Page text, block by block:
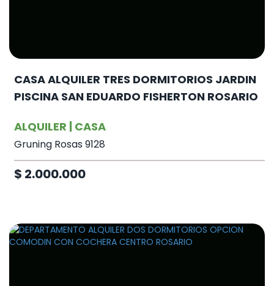
CASA ALQUILER TRES DORMITORIOS JARDIN
PISCINA SAN EDUARDO FISHERTON ROSARIO
ALQUILER | CASA
Gruning Rosas 9128
$ 2.000.000